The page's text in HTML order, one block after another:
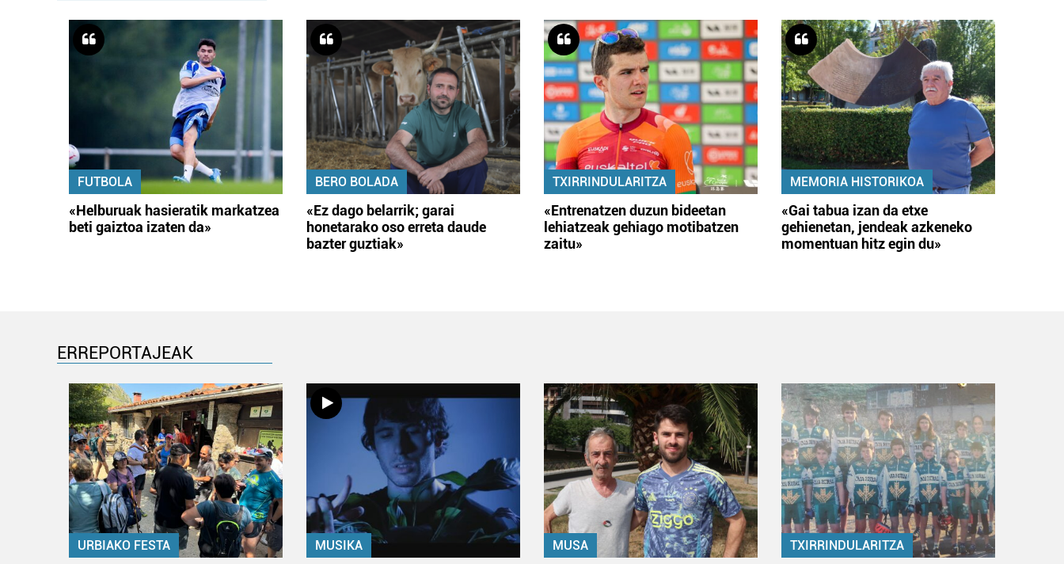
FUTBOLA
«Helburuak hasieratik markatzea
beti gaiztoa izaten da»
BERO BOLADA
«Ez dago belarrik; garai
honetarako oso erreta daude
bazter guztiak»
TXIRRINDULARITZA
«Entrenatzen duzun bideetan
lehiatzeak gehiago motibatzen
zaitu»
MEMORIA HISTORIKOA
«Gai tabua izan da etxe
gehienetan, jendeak azkeneko
momentuan hitz egin du»
ERREPORTAJEAK
URBIAKO FESTA MUSIKA MUSA TXIRRINDULARITZA